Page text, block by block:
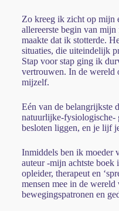
Zo kreeg ik zicht op mijn
allereerste begin van mijn
maakte dat ik stotterde.
situaties, die uiteindelijk
Stap voor stap ging ik
vertrouwen. In de wereld
mijzelf.
Eén van de belangrijkste
natuurlijke-fysiologische-
besloten liggen, en je lijf
Inmiddels ben ik moeder
auteur -mijn achtste boek
opleider, therapeut en
mensen mee in de wereld
bewegingspatronen en